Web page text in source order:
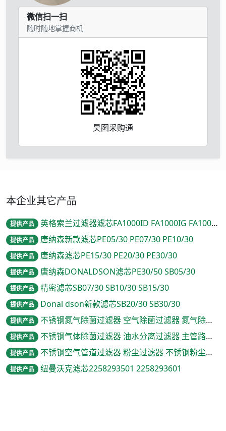
微信扫一扫
随时随地掌握商机
昊图采购通
本企业其它产品
提供产品 英格索兰过滤器滤芯FA1000ID FA1000IG FA1000IH FA1000IA
提供产品 唐纳森新款滤芯PE05/30 PE07/30 PE10/30
提供产品 唐纳森滤芯PE15/30 PE20/30 PE30/30
提供产品 唐纳森DONALDSON滤芯PE30/50 SB05/30
提供产品 精密滤芯SB07/30 SB10/30 SB15/30
提供产品 Donal dson新款滤芯SB20/30 SB30/30
提供产品 不锈钢氮气除菌过滤器 空气除菌过滤器 氮气除菌过滤器
提供产品 不锈钢气体除菌过滤器 油水分离过滤器 主管路过滤器
提供产品 不锈钢空气管道过滤器 粉尘过滤器 不锈钢粉尘精滤器
提供产品 纽曼沃克滤芯2258293501 2258293601